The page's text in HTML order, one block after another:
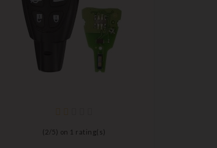
( 2 / 5) on 1 rating(s)